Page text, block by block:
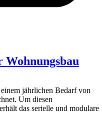
jährlichen Bedarf von
Um diesen
das serielle und modulare